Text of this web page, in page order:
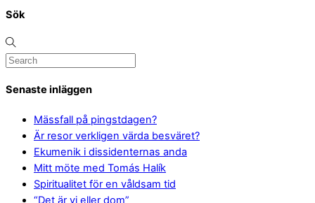
Sök
Senaste inläggen
Mässfall på pingstdagen?
Är resor verkligen värda besväret?
Ekumenik i dissidenternas anda
Mitt möte med Tomás Halík
Spiritualitet för en våldsam tid
“Det är vi eller dom”